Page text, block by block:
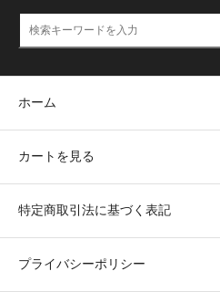
ホーム
カートを見る
特定商取引法に基づく表記
プライバシーポリシー